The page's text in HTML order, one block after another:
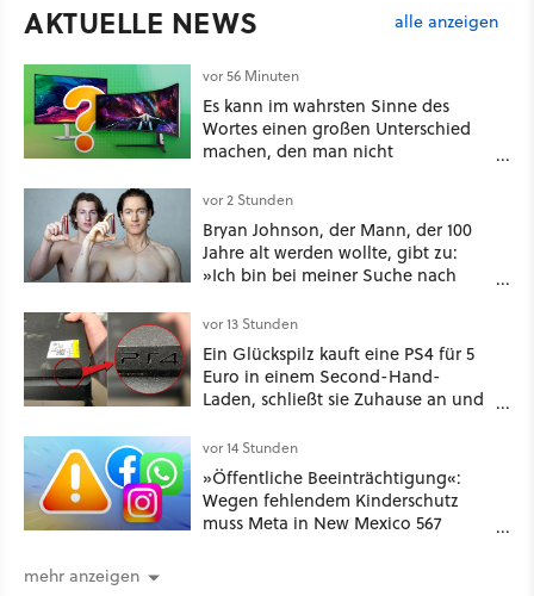
AKTUELLE NEWS alle anzeigen
vor 56 Minuten
Es kann im wahrsten Sinne des
Wortes einen großen Unterschied
machen, den man nicht
Seitenverhältnis seid ihr unterwegs?
vor 2 Stunden
Bryan Johnson, der Mann, der 100
Jahre alt werden wollte, gibt zu:
»Ich bin bei meiner Suche nach
vor 13 Stunden
Ein Glückspilz kauft eine PS4 für 5
Euro in einem Second-Hand-
Laden, schließt sie Zuhause an und
funktionierende PlayStation [Best of
GameStar]
vor 14 Stunden
»Öffentliche Beeinträchtigung«:
Wegen fehlendem Kinderschutz
muss Meta in New Mexico 567
mehr anzeigen